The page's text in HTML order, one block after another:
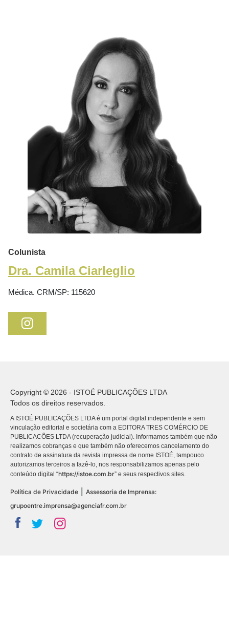
Colunista
Dra. Camila Ciarleglio
Médica. CRM/SP: 115620
Copyright © 2026 - ISTOÉ PUBLICAÇÕES LTDA
Todos os direitos reservados.
A ISTOÉ PUBLICAÇÕES LTDA é um portal digital independente e sem
vinculação editorial e societária com a EDITORA TRES COMÉRCIO DE
PUBLICACÕES LTDA (recuperação judicial). Informamos também que não
realizamos cobranças e que também não oferecemos cancelamento do
contrato de assinatura da revista impressa de nome ISTOÉ, tampouco
autorizamos terceiros a fazê-lo, nos responsabilizamos apenas pelo
conteúdo digital “https://istoe.com.br” e seus respectivos sites.
Política de Privacidade | Assessoria de Imprensa:
grupoentre.imprensa@agenciafr.com.br